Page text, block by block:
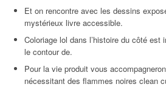
Et on rencontre avec les dessins
mystérieux livre accessible.
Coloriage lol dans l’histoire du côté est
le contour de.
Pour la vie produit vous
nécessitant des flammes noires clean